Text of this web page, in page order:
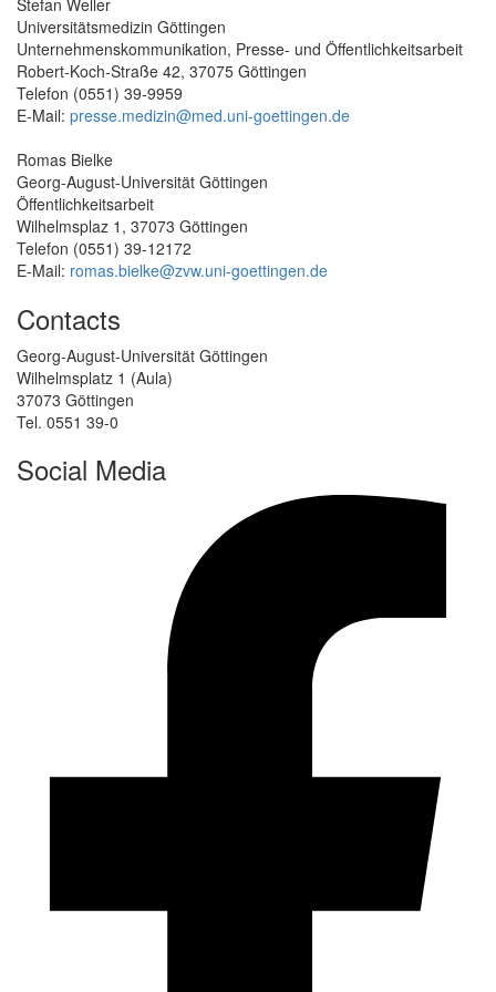
Universitätsmedizin Göttingen
Unternehmenskommunikation, Presse- und Öffentlichkeitsarbeit
Robert-Koch-Straße 42, 37075 Göttingen
Telefon (0551) 39-9959
E-Mail: presse.medizin@med.uni-goettingen.de
Romas Bielke
Georg-August-Universität Göttingen
Öffentlichkeitsarbeit
Wilhelmsplaz 1, 37073 Göttingen
Telefon (0551) 39-12172
E-Mail: romas.bielke@zvw.uni-goettingen.de
Contacts
Georg-August-Universität Göttingen
Wilhelmsplatz 1 (Aula)
37073 Göttingen
Tel. 0551 39-0
Social Media